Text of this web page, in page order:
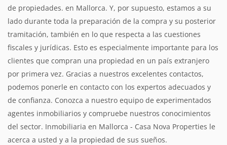
de propiedades. en Mallorca. Y, por supuesto, estamos a su
lado durante toda la preparación de la compra y su posterior
tramitación, también en lo que respecta a las cuestiones
fiscales y jurídicas. Esto es especialmente importante para los
clientes que compran una propiedad en un país extranjero
por primera vez. Gracias a nuestros excelentes contactos,
podemos ponerle en contacto con los expertos adecuados y
de confianza. Conozca a nuestro equipo de experimentados
agentes inmobiliarios y compruebe nuestros conocimientos
del sector. Inmobiliaria en Mallorca - Casa Nova Properties le
acerca a usted y a la propiedad de sus sueños.